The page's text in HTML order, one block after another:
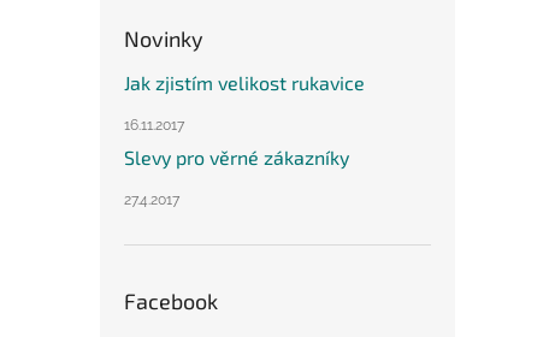
Novinky
Jak zjistím velikost rukavice
16.11.2017
Slevy pro věrné zákazníky
27.4.2017
Facebook